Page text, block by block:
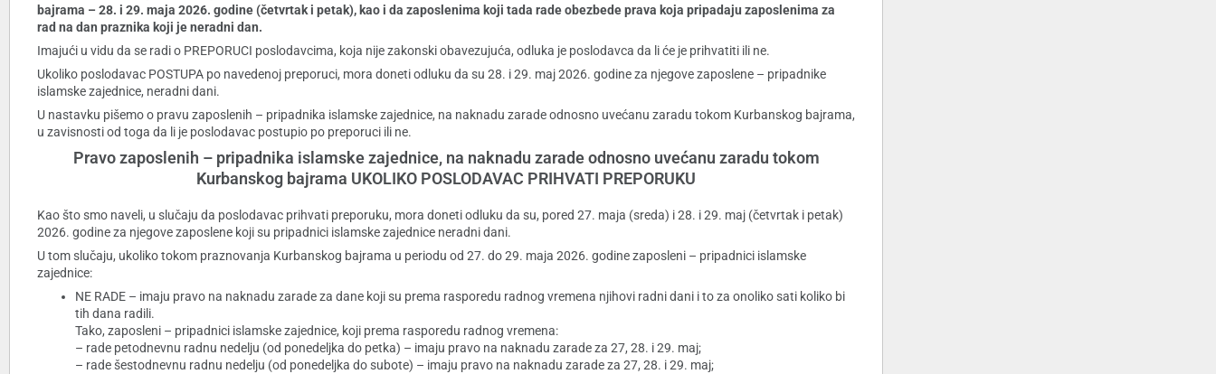
bajrama – 28. i 29. maja 2026. godine (četvrtak i petak), kao i da zaposlenima koji tada rade obezbede prava koja pripadaju zaposlenima za
rad na dan praznika koji je neradni dan.
Imajući u vidu da se radi o PREPORUCI poslodavcima, koja nije zakonski obavezujuća, odluka je poslodavca da li će je prihvatiti ili ne.
Ukoliko poslodavac POSTUPA po navedenoj preporuci, mora doneti odluku da su 28. i 29. maj 2026. godine za njegove zaposlene – pripadnike
islamske zajednice, neradni dani.
U nastavku pišemo o pravu zaposlenih – pripadnika islamske zajednice, na naknadu zarade odnosno uvećanu zaradu tokom Kurbanskog bajrama,
u zavisnosti od toga da li je poslodavac postupio po preporuci ili ne.
Pravo zaposlenih – pripadnika islamske zajednice, na naknadu zarade odnosno uvećanu zaradu tokom
Kurbanskog bajrama UKOLIKO POSLODAVAC PRIHVATI PREPORUKU
Kao što smo naveli, u slučaju da poslodavac prihvati preporuku, mora doneti odluku da su, pored 27. maja (sreda) i 28. i 29. maj (četvrtak i petak)
2026. godine za njegove zaposlene koji su pripadnici islamske zajednice neradni dani.
U tom slučaju, ukoliko tokom praznovanja Kurbanskog bajrama u periodu od 27. do 29. maja 2026. godine zaposleni – pripadnici islamske
zajednice:
NE RADE – imaju pravo na naknadu zarade za dane koji su prema rasporedu radnog vremena njihovi radni dani i to za onoliko sati koliko bi
tih dana radili.
Tako, zaposleni – pripadnici islamske zajednice, koji prema rasporedu radnog vremena:
– rade petodnevnu radnu nedelju (od ponedeljka do petka) – imaju pravo na naknadu zarade za 27, 28. i 29. maj;
– rade šestodnevnu radnu nedelju (od ponedeljka do subote) – imaju pravo na naknadu zarade za 27, 28. i 29. maj;